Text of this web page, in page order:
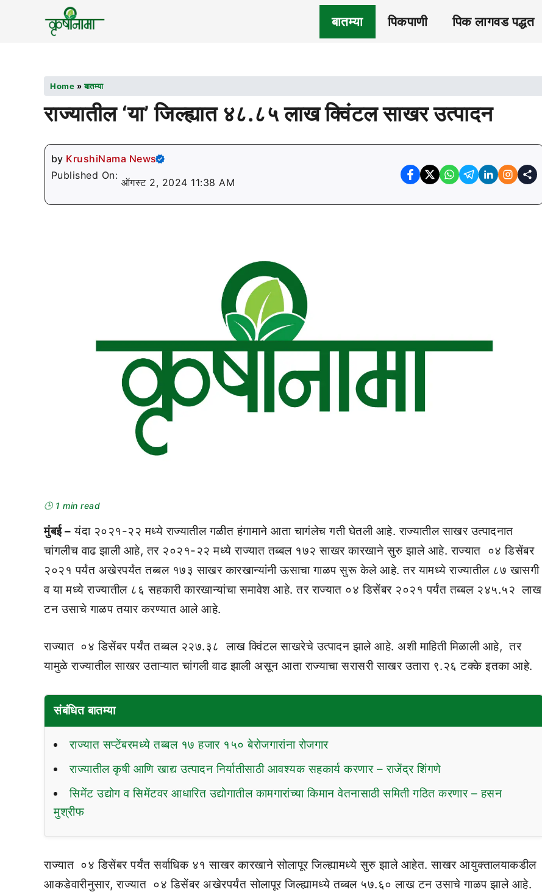
बातम्या पिकपाणी पिक लागवड पद्धत
Home »बातम्या
राज्यातील ‘या’ जिल्ह्यात ४८.८५ लाख क्विंटल साखर उत्पादन
by KrushiNama News
Published On:
ऑगस्ट 2, 2024 11:38 AM
🕒 1 min read
मुंबई – यंदा २०२१-२२ मध्ये राज्यातील गळीत हंगामाने आता चागंलेच गती घेतली आहे. राज्यातील साखर उत्पादनात
चांगलीच वाढ झाली आहे, तर २०२१-२२ मध्ये राज्यात तब्बल १७२ साखर कारखाने सुरु झाले आहे. राज्यात ०४ डिसेंबर
२०२१ पर्यंत अखेरपर्यंत तब्बल १७३ साखर कारखान्यांनी ऊसाचा गाळप सुरू केले आहे. तर यामध्ये राज्यातील ८७ खासगी
व या मध्ये राज्यातील ८६ सहकारी कारखान्यांचा समावेश आहे. तर राज्यात ०४ डिसेंबर २०२१ पर्यंत तब्बल २४५.५२ लाख
टन उसाचे गाळप तयार करण्यात आले आहे.
राज्यात ०४ डिसेंबर पर्यंत तब्बल २२७.३८ लाख क्विंटल साखरेचे उत्पादन झाले आहे. अशी माहिती मिळाली आहे, तर
यामुळे राज्यातील साखर उताऱ्यात चांगली वाढ झाली असून आता राज्याचा सरासरी साखर उतारा ९.२६ टक्के इतका आहे.
संबंधित बातम्या
राज्यात सप्टेंबरमध्ये तब्बल १७ हजार १५० बेरोजगारांना रोजगार
राज्यातील कृषी आणि खाद्य उत्पादन निर्यातीसाठी आवश्यक सहकार्य करणार – राजेंद्र शिंगणे
सिमेंट उद्योग व सिमेंटवर आधारित उद्योगातील कामगारांच्या किमान वेतनासाठी समिती गठित करणार – हसन
मुश्रीफ
राज्यात ०४ डिसेंबर पर्यंत सर्वाधिक ४१ साखर कारखाने सोलापूर जिल्ह्यामध्ये सुरु झाले आहेत. साखर आयुक्तालयाकडील
आकडेवारीनुसार, राज्यात ०४ डिसेंबर अखेरपर्यंत सोलापूर जिल्ह्यामध्ये तब्बल ५७.६० लाख टन उसाचे गाळप झाले आहे.